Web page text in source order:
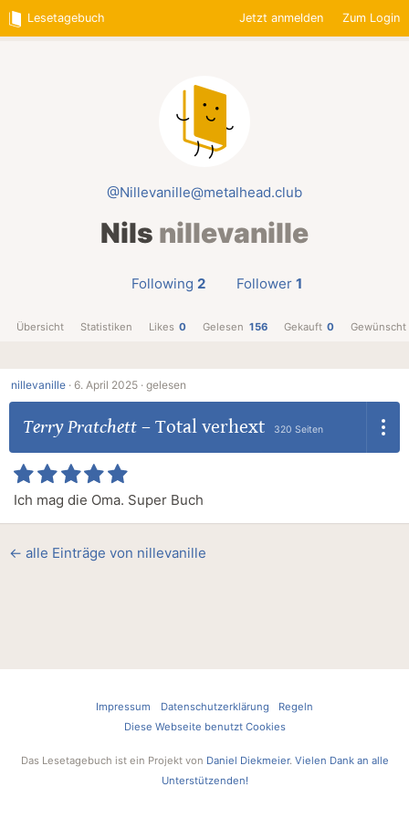
Lesetagebuch Jetzt anmelden Zum Login
@Nillevanille@metalhead.club
Nils nillevanille
Following 2 Follower 1
Übersicht Statistiken Likes 0 Gelesen 156 Gekauft 0 Gewünscht
nillevanille · 6. April 2025 · gelesen
Terry Pratchett– Total verhext 320 Seiten
Ich mag die Oma. Super Buch
← alle Einträge von nillevanille
Impressum Datenschutzerklärung
Regeln
Diese Webseite benutzt Cookies
Das Lesetagebuch ist ein Projekt von Daniel Diekmeier. Vielen Dank an alle
Unterstützenden!